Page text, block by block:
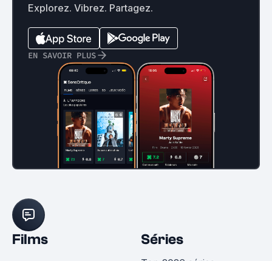
Explorez. Vibrez. Partagez.
EN SAVOIR PLUS
Films Séries